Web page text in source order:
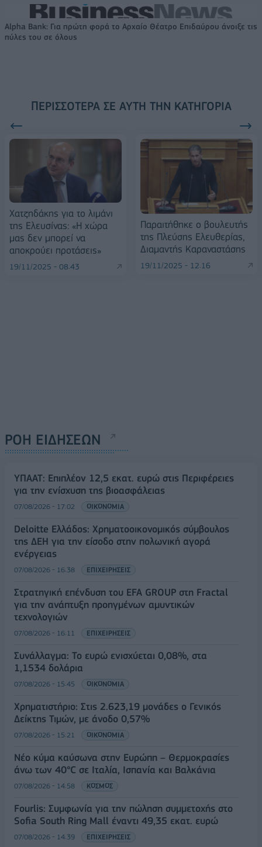
Alpha Bank: Για πρώτη φορά το Αρχαίο Θέατρο Επιδαύρου άνοιξε τις
πύλες του σε όλους
ΠΕΡΙΣΣΌΤΕΡΑ ΣΕ ΑΥΤΉ ΤΗΝ ΚΑΤΗΓΟΡΊΑ
Χατζηδάκης για το λιμάνι
της Ελευσίνας: «Η χώρα
μας δεν μπορεί να
αποκρούει προτάσεις»
19/11/2025 - 08:43
Παραιτήθηκε ο βουλευτής
της Πλεύσης Ελευθερίας,
Διαμαντής Καραναστάσης
19/11/2025 - 12:16
ΡΟΗ ΕΙΔΗΣΕΩΝ
ΥΠΑΑΤ: Επιπλέον 12,5 εκατ. ευρώ στις Περιφέρειες
για την ενίσχυση της βιοασφάλειας
07/08/2026 - 17:02 ΟΙΚΟΝΟΜΙΑ
Deloitte Ελλάδος: Χρηματοοικονομικός σύμβουλος
της ΔΕΗ για την είσοδο στην πολωνική αγορά
ενέργειας
07/08/2026 - 16:38 ΕΠΙΧΕΙΡΗΣΕΙΣ
Στρατηγική επένδυση του EFA GROUP στη Fractal
για την ανάπτυξη προηγμένων αμυντικών
τεχνολογιών
07/08/2026 - 16:11 ΕΠΙΧΕΙΡΗΣΕΙΣ
Συνάλλαγμα: Το ευρώ ενισχύεται 0,08%, στα
1,1534 δολάρια
07/08/2026 - 15:45 ΟΙΚΟΝΟΜΙΑ
Χρηματιστήριο: Στις 2.623,19 μονάδες ο Γενικός
Δείκτης Τιμών, με άνοδο 0,57%
07/08/2026 - 15:21 ΟΙΚΟΝΟΜΙΑ
Νέο κύμα καύσωνα στην Ευρώπη – Θερμοκρασίες
άνω των 40°C σε Ιταλία, Ισπανία και Βαλκάνια
07/08/2026 - 14:58 ΚΟΣΜΟΣ
Fourlis: Συμφωνία για την πώληση συμμετοχής στο
Sofia South Ring Mall έναντι 49,35 εκατ. ευρώ
07/08/2026 - 14:39 ΕΠΙΧΕΙΡΗΣΕΙΣ